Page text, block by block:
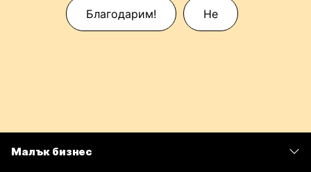
Благодарим! Не
Малък бизнес